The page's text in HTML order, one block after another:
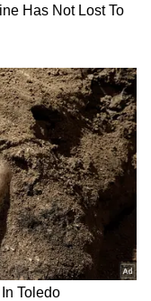
ఆనందం
జరిగే
ప్రమోషన్
చేస్తున్న
ఆస్తికి
లాభం